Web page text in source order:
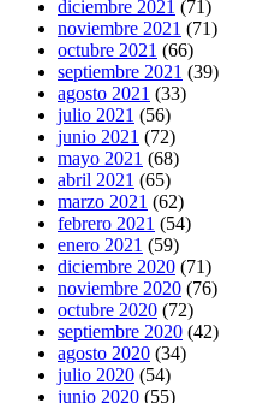
diciembre 2021 (71)
noviembre 2021 (71)
octubre 2021 (66)
septiembre 2021 (39)
agosto 2021 (33)
julio 2021 (56)
junio 2021 (72)
mayo 2021 (68)
abril 2021 (65)
marzo 2021 (62)
febrero 2021 (54)
enero 2021 (59)
diciembre 2020 (71)
noviembre 2020 (76)
octubre 2020 (72)
septiembre 2020 (42)
agosto 2020 (34)
julio 2020 (54)
junio 2020 (55)